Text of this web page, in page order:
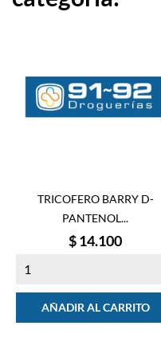
TRICOFERO BARRY D-
PANTENOL...
Precio
$ 14.100
AÑADIR AL CARRITO